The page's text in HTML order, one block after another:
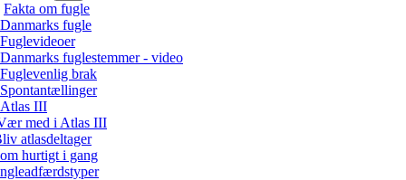
Fakta om fugle
Danmarks fugle
Fuglevideoer
Danmarks fuglestemmer - video
Fuglevenlig brak
Spontantællinger
Atlas III
med i Atlas III
atlasdeltager
hurtigt i gang